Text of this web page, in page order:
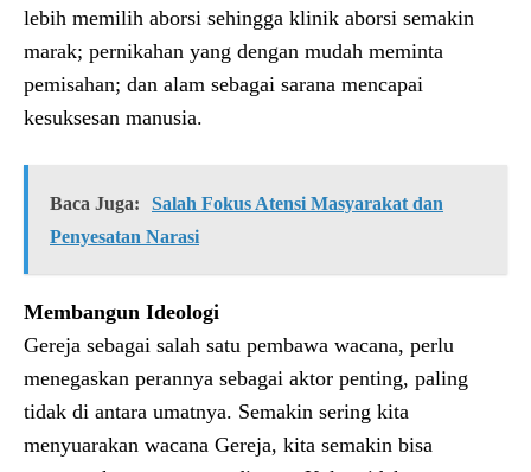
lebih memilih aborsi sehingga klinik aborsi semakin
marak; pernikahan yang dengan mudah meminta
pemisahan; dan alam sebagai sarana mencapai
kesuksesan manusia.
Baca Juga:
Salah Fokus Atensi Masyarakat dan
Penyesatan Narasi
Membangun Ideologi
Gereja sebagai salah satu pembawa wacana, perlu
menegaskan perannya sebagai aktor penting, paling
tidak di antara umatnya. Semakin sering kita
menyuarakan wacana Gereja, kita semakin bisa